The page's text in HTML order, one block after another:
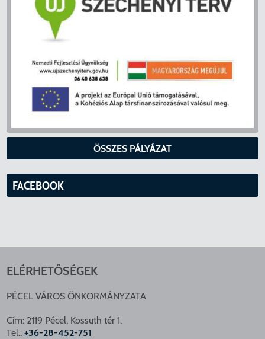
ÖSSZES PÁLYÁZAT
FACEBOOK
ELÉRHETŐSÉGEK
PÉCEL VÁROS ÖNKORMÁNYZATA
Cím: 2119 Pécel, Kossuth tér 1.
Tel.:+36-28-452-751